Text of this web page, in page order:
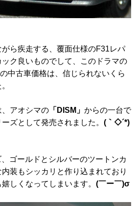
ら疾走する、覆面仕様のF31レパ
ク良いものでして、このドラマの
中古車価格は、信じられないくら
アオシマの 「DISM」 からの一台で
ーズとして発売されました。 (｀◇´*)
ゴールドとシルバーのツートンカ
装もシッカリと作り込まれており
しくなってしまいます。 (￣ー￣)σ